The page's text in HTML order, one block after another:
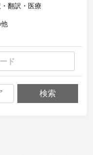
翻訳・医療
検索